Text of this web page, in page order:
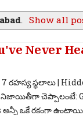
. Show all
Never
స్థలాలు |
నిజాయితీగా చెప్పాలంటే:
అన్నీ ఒకే రకంగా